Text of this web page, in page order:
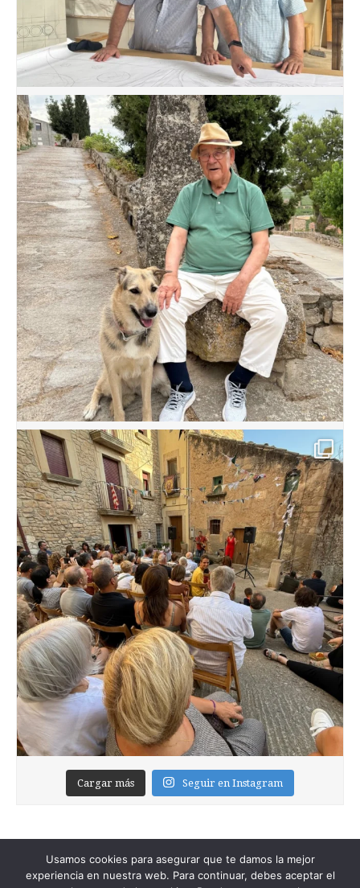
Cargar más Seguir en Instagram
Usamos cookies para asegurar que te damos la mejor
experiencia en nuestra web. Para continuar, debes aceptar el